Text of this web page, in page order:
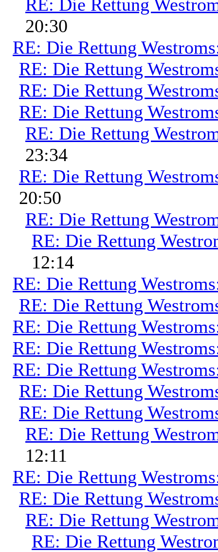
RE: Die Rettung
20:30
RE: Die Rettung
RE: Die Rettung
RE: Die Rettung
RE: Die Rettung
RE: Die Rettung
23:34
RE: Die Rettung
20:50
RE: Die Rettung
RE: Die Rettung
12:14
RE: Die Rettung
RE: Die Rettung
RE: Die Rettung
RE: Die Rettung
RE: Die Rettung
RE: Die Rettung
RE: Die Rettung
RE: Die Rettung
12:11
RE: Die Rettung
RE: Die Rettung
RE: Die Rettung
RE: Die Rettung